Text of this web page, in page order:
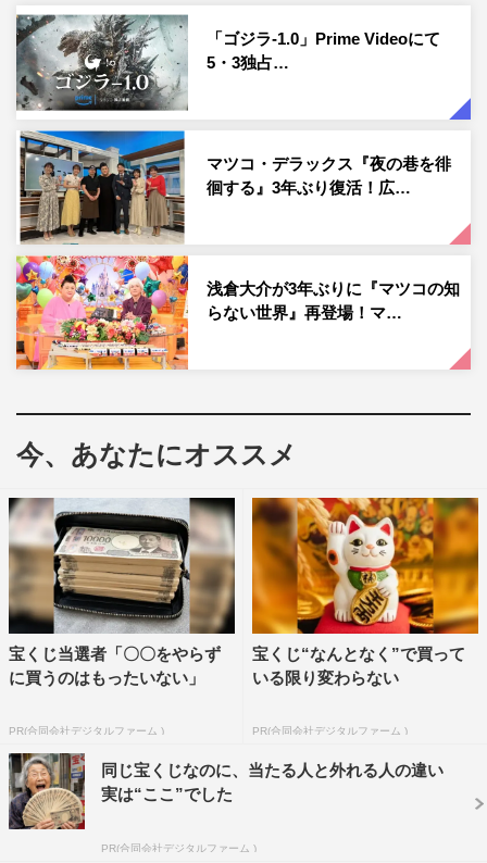
スも、「その方が映画として合っているし、心が動くんだ
と思う」と納得。
またVFXで非常に難しいと言われる「水」の表現。「ゴジ
ラ-1.0」での海中のシーンや波など、水にまつわる映像を
担当した若手クリエイター・野島達司さんを山崎監督が紹
介。山崎監督が「天才少年」とまでいう野島さんの作品に
マツコも「これが偽物！？」と驚がくする。
『マツコの知らない世界』左から）マツコ・デラックス、山崎貴©TBS
さらに山崎監督はVFXの歴史についても解説。1902年、
奇術師のジョルジュ・メリエスが作った「月世界旅行」と
1968年公開の「2001年宇宙の旅」や、1977年公開の「ス
ター・ウォーズ エピソード4/新たなる希望」など、特に
SF映画が新しい技法を生み出しVFX技術は進化し続けて
きたという。
「ゴジラ-1.0」Prime Videoにて
5・3独占…
マツコ・デラックス『夜の巷を徘
徊する』3年ぶり復活！広…
浅倉大介が3年ぶりに『マツコの知
らない世界』再登場！マ…
今、あなたにオススメ
宝くじ当選者「〇〇をやらず
に買うのはもったいない」
PR(合同会社デジタルファーム )
宝くじ“なんとなく”で買って
いる限り変わらない
PR(合同会社デジタルファーム )
同じ宝くじなのに、当たる人と外れる人の違い
実は“ここ”でした
PR(合同会社デジタルファーム )